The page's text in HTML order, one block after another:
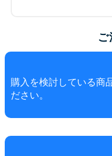
購入を検討している商
ださい。